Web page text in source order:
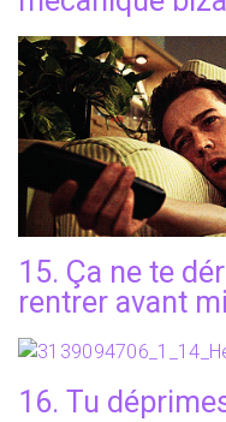
15. Ça ne te
rentrer avant
16. Tu